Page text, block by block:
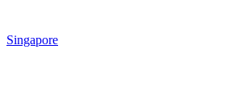
Singapore